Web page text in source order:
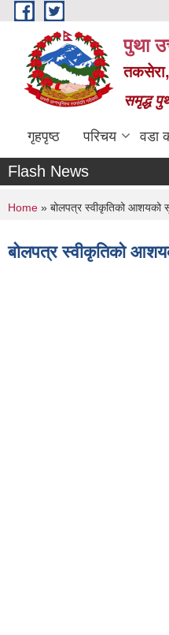
Skip to main content
पुथा
समृद्ध
गृहपृष्ठ परिचय वडा
Flash News
You are here
Home » बोलपत्र स्वीकृतिको आशयको
बोलपत्र स्वीकृतिको